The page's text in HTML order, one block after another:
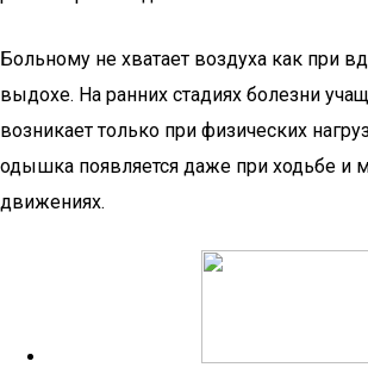
Больному не хватает воздуха как при
выдохе. На ранних стадиях болезни
возникает только при физических
одышка появляется даже при ходьбе и
движениях.